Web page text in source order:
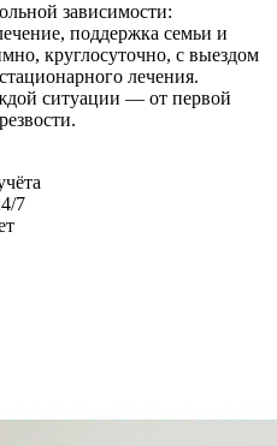
зависимости:
поддержка семьи и
круглосуточно, с выездом
лечения.
ситуации — от первой
7